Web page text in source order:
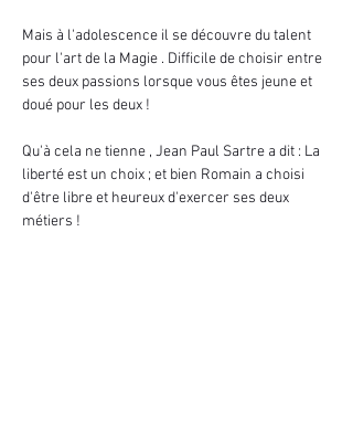
Mais à l'adolescence il se découvre du talent
pour l'art de la Magie . Difficile de choisir entre
ses deux passions lorsque vous êtes jeune et
doué pour les deux !
Qu'à cela ne tienne , Jean Paul Sartre a dit : La
liberté est un choix ; et bien Romain a choisi
d'être libre et heureux d'exercer ses deux
métiers !